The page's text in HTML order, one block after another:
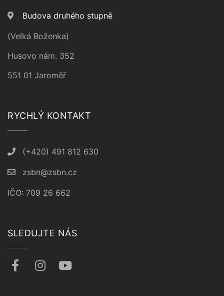
Budova druhého stupně
(Velká Boženka)
Husovo nám. 352
551 01 Jaroměř
RYCHLÝ KONTAKT
(+420) 491 812 630
zsbn@zsbn.cz
IČO: 709 26 662
SLEDUJTE NÁS